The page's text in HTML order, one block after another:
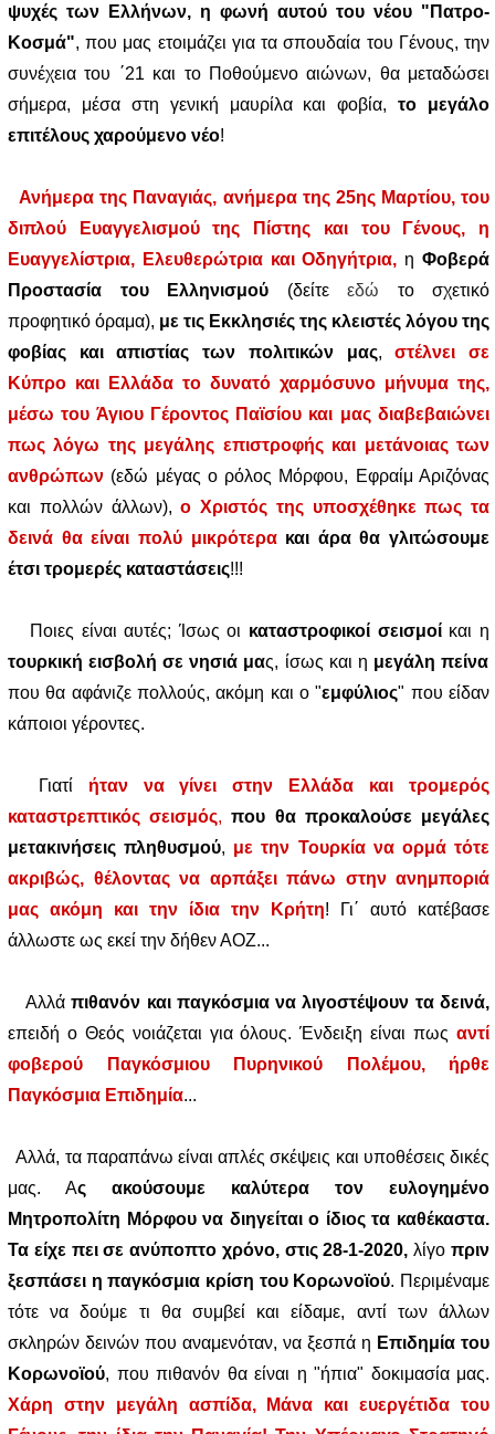
ψυχές των Ελλήνων, η φωνή αυτού του νέου "Πατρο-
Κοσμά", που μας ετοιμάζει για τα σπουδαία του Γένους, την
συνέχεια του ΄21 και το Ποθούμενο αιώνων, θα μεταδώσει
σήμερα, μέσα στη γενική μαυρίλα και φοβία,το μεγάλο
επιτέλους χαρούμενο νέο!
Ανήμερα της Παναγιάς, ανήμερα της 25ης Μαρτίου, του
διπλού Ευαγγελισμού της Πίστης και του Γένους, η
Ευαγγελίστρια, Ελευθερώτρια και Οδηγήτρια, ηΦοβερά
Προστασία του Ελληνισμού (δείτε εδώ το σχετικό
προφητικό όραμα), με τις Εκκλησιές της κλειστές λόγου της
φοβίας και απιστίας των πολιτικών μας,στέλνει σε
Κύπρο και Ελλάδα το δυνατό χαρμόσυνο μήνυμα της,
μέσω του Άγιου Γέροντος Παϊσίου και μας διαβεβαιώνει
πως λόγω της μεγάλης επιστροφής και μετάνοιας των
ανθρώπων (εδώ μέγας ο ρόλος Μόρφου, Εφραίμ Αριζόνας
και πολλών άλλων), ο Χριστός της υποσχέθηκε πως τα
δεινά θα είναι πολύ μικρότερα και άρα θα γλιτώσουμε
έτσι τρομερές καταστάσεις!!!
Ποιες είναι αυτές; Ίσως οι καταστροφικοί σεισμοί και η
τουρκική εισβολή σε νησιά μας, ίσως και η μεγάλη πείνα
που θα αφάνιζε πολλούς, ακόμη και ο "εμφύλιος" που είδαν
κάποιοι γέροντες.
Γιατί ήταν να γίνει στην Ελλάδα και τρομερός
καταστρεπτικός σεισμός, που θα προκαλούσε μεγάλες
μετακινήσεις πληθυσμού, με την Τουρκία να ορμά τότε
ακριβώς, θέλοντας να αρπάξει πάνω στην ανημποριά
μας ακόμη και την ίδια την Κρήτη! Γι΄ αυτό κατέβασε
άλλωστε ως εκεί την δήθεν ΑΟΖ...
Αλλάπιθανόν και παγκόσμια να λιγοστέψουν τα δεινά,
επειδή ο Θεός νοιάζεται για όλους. Ένδειξη είναι πως αντί
φοβερού Παγκόσμιου Πυρηνικού Πολέμου, ήρθε
Παγκόσμια Επιδημία...
Αλλά, τα παραπάνω είναι απλές σκέψεις και υποθέσεις δικές
μας. Ας ακούσουμε καλύτερα τον ευλογημένο
Μητροπολίτη Μόρφου να διηγείται ο ίδιος τα καθέκαστα.
Τα είχε πει σε ανύποπτο χρόνο, στις 28-1-2020, λίγοπριν
ξεσπάσει η παγκόσμια κρίση του Κορωνοϊού. Περιμέναμε
τότε να δούμε τι θα συμβεί και είδαμε, αντί των άλλων
σκληρών δεινών που αναμενόταν, να ξεσπά η Επιδημία του
Κορωνοϊού, που πιθανόν θα είναι η "ήπια" δοκιμασία μας.
Χάρη στην μεγάλη ασπίδα, Μάνα και ευεργέτιδα του